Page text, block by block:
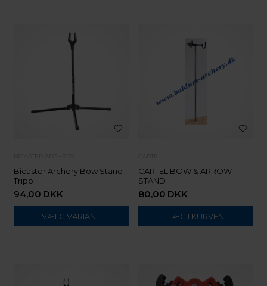
Bicaster Archery Bow Stand
Tripo
94,00 DKK
VÆLG VARIANT
CARTEL BOW & ARROW
STAND
80,00 DKK